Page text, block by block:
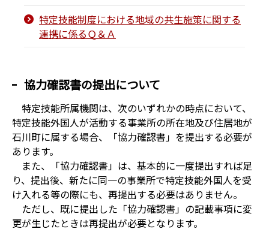
特定技能制度における地域の共生施策に関する
連携に係るＱ＆Ａ
協力確認書の提出について
特定技能所属機関は、次のいずれかの時点において、
特定技能外国人が活動する事業所の所在地及び住居地が
石川町に属する場合、「協力確認書」を提出する必要が
あります。
また、「協力確認書」は、基本的に一度提出すれば足
り、提出後、新たに同一の事業所で特定技能外国人を受
け入れる等の際にも、再提出する必要はありません。
ただし、既に提出した「協力確認書」の記載事項に変
更が生じたときは再提出が必要となります。